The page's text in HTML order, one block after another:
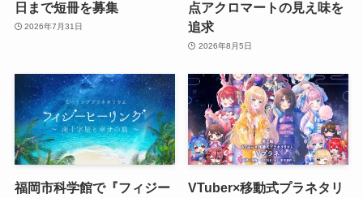
日まで短冊を募集
2026年7月31日
点アクロマートの見え味を
追求
2026年8月5日
福岡市科学館で『フィジー
VTuber×移動式プラネタリ